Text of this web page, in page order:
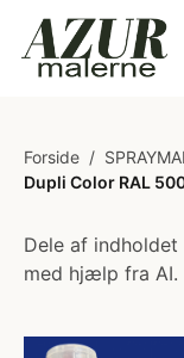
Forside /
Dupli Color RAL
Dele af
med hjælp fra AI.